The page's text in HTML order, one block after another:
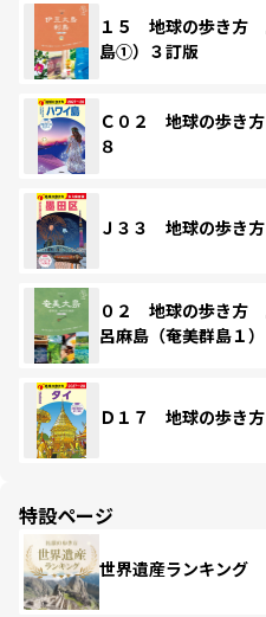
１５ 地球の歩き方
島①）３訂版
Ｃ０２ 地球の歩き
８
Ｊ３３ 地球の歩き
０２ 地球の歩き
呂麻島（奄美群島１
Ｄ１７ 地球の歩き
特設ページ
世界遺産ランキング